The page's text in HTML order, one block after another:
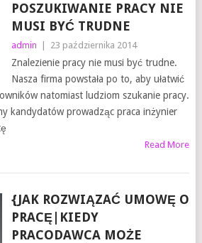
POSZUKIWANIE PRACY NIE
MUSI BYĆ TRUDNE
admin 23 października 2014
Znalezienie pracy nie musi być trudne.
Nasza firma powstała po to, aby ułatwić
natomiast ludziom szukanie pracy.
kandydatów prowadząc praca inżynier
Read More
{JAK ROZWIĄZAĆ UMOWĘ O
PRACĘ|KIEDY
PRACODAWCA MOŻE